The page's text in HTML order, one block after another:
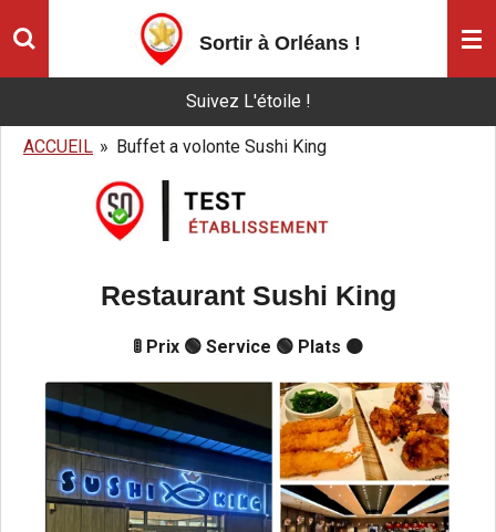
Passer
Sortir à Orléans !
Suivez L'étoile !
ACCUEIL » Buffet a volonte Sushi King
Restaurant Sushi King
🚦 Prix 🟢 Service 🟢 Plats 🟠